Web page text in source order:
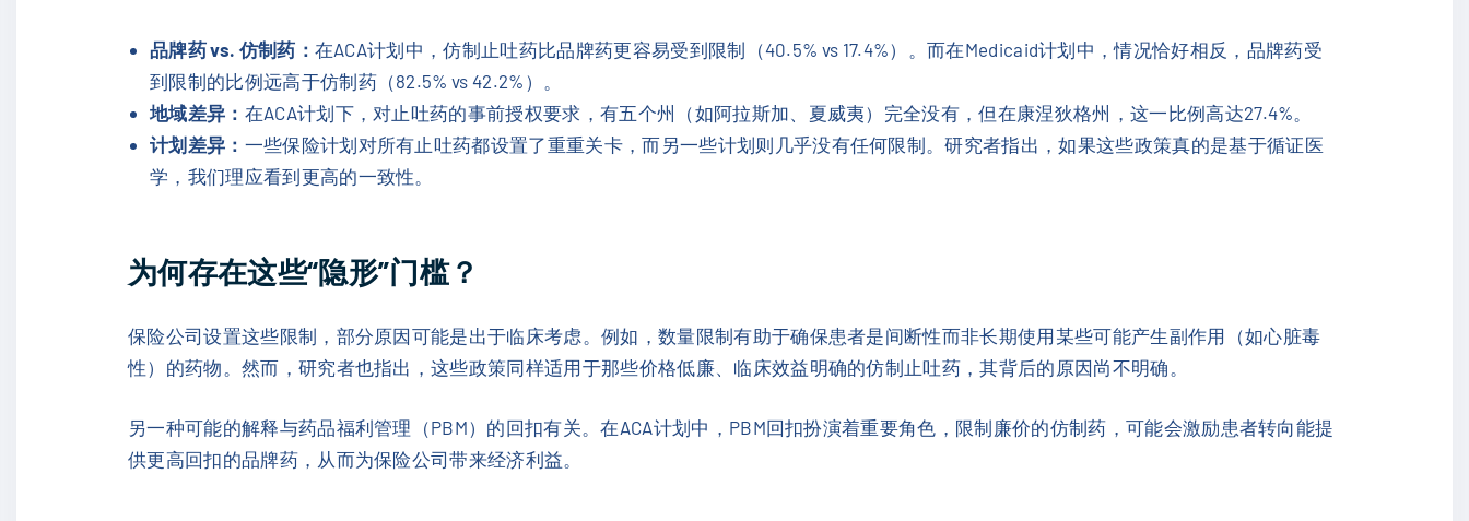
品牌药 vs. 仿制药： 在ACA计划中，仿制止吐药比品牌药更容易受到限制（40.5% vs 17.4%）。而在Medicaid计划中，情况恰好相反，品牌药受
到限制的比例远高于仿制药（82.5% vs 42.2%）。
地域差异： 在ACA计划下，对止吐药的事前授权要求，有五个州（如阿拉斯加、夏威夷）完全没有，但在康涅狄格州，这一比例高达27.4%。
计划差异： 一些保险计划对所有止吐药都设置了重重关卡，而另一些计划则几乎没有任何限制。研究者指出，如果这些政策真的是基于循证医
学，我们理应看到更高的一致性。
为何存在这些“隐形”门槛？
保险公司设置这些限制，部分原因可能是出于临床考虑。例如，数量限制有助于确保患者是间断性而非长期使用某些可能产生副作用（如心脏毒
性）的药物。然而，研究者也指出，这些政策同样适用于那些价格低廉、临床效益明确的仿制止吐药，其背后的原因尚不明确。
另一种可能的解释与药品福利管理（PBM）的回扣有关。在ACA计划中，PBM回扣扮演着重要角色，限制廉价的仿制药，可能会激励患者转向能提
供更高回扣的品牌药，从而为保险公司带来经济利益。